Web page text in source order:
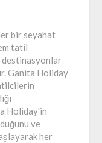
bir seyahat
tatil
destinasyonlar
Ganita Holiday
Holiday'in
ve
her